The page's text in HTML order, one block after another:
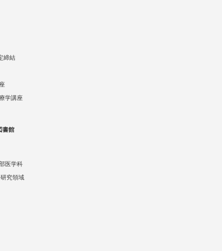
締結
学講座
書館
医学科
究領域